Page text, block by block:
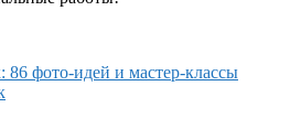
86 фото-идей и мастер-классы